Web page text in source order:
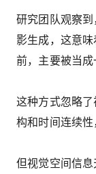
研究团队观察
影生成，这意
前，主要被当
这种方式忽略
构和时间连续性
但视觉空间信